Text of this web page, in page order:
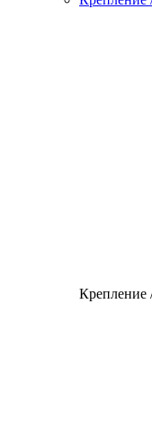
Крепление